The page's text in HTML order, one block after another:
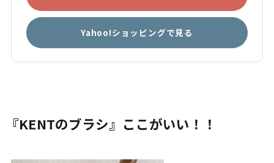
Yahoo!ショッピングで見る
『KENTのブラシ』ここがいい！！